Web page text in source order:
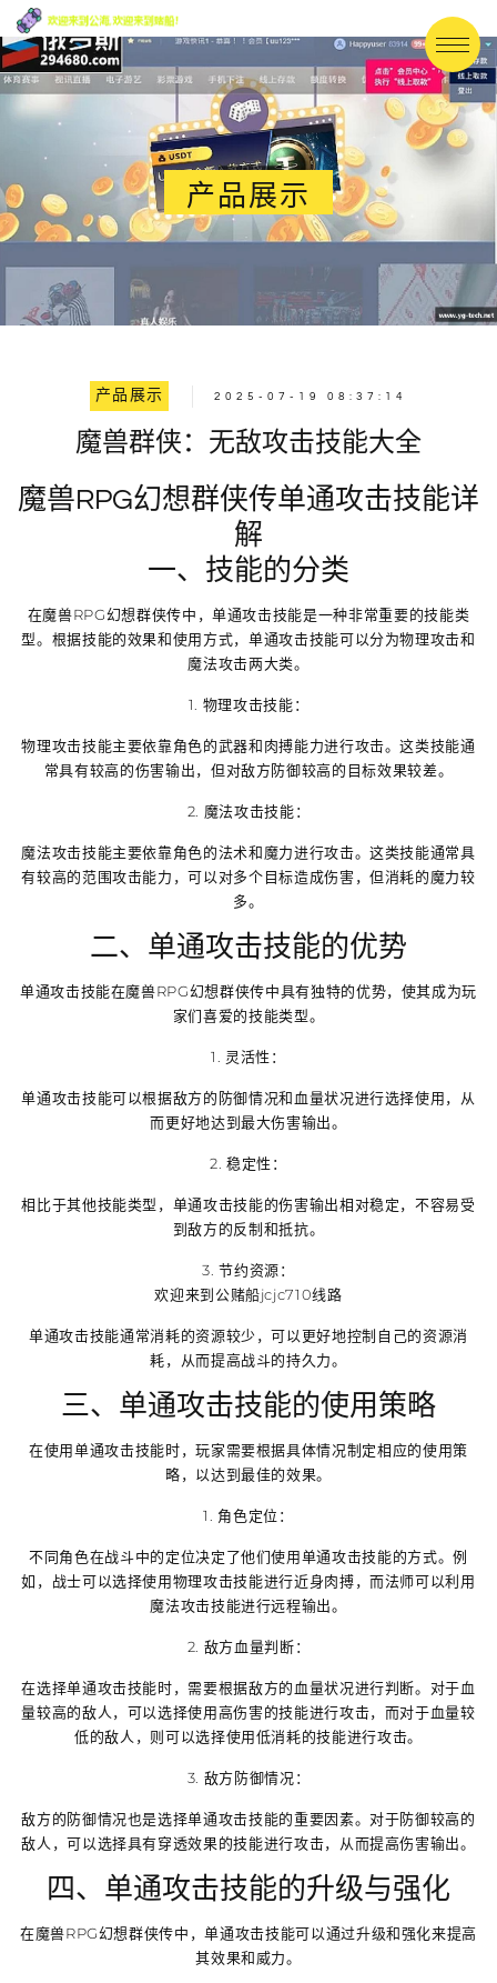
产品展示
产品展示 2025-07-19 08:37:14
魔兽群侠：无敌攻击技能大全
魔兽RPG幻想群侠传单通攻击技能详
解
一、技能的分类
在魔兽RPG幻想群侠传中，单通攻击技能是一种非常重要的技能类
型。根据技能的效果和使用方式，单通攻击技能可以分为物理攻击和
魔法攻击两大类。
1. 物理攻击技能：
物理攻击技能主要依靠角色的武器和肉搏能力进行攻击。这类技能通
常具有较高的伤害输出，但对敌方防御较高的目标效果较差。
2. 魔法攻击技能：
魔法攻击技能主要依靠角色的法术和魔力进行攻击。这类技能通常具
有较高的范围攻击能力，可以对多个目标造成伤害，但消耗的魔力较
多。
二、单通攻击技能的优势
单通攻击技能在魔兽RPG幻想群侠传中具有独特的优势，使其成为玩
家们喜爱的技能类型。
1. 灵活性：
单通攻击技能可以根据敌方的防御情况和血量状况进行选择使用，从
而更好地达到最大伤害输出。
2. 稳定性：
相比于其他技能类型，单通攻击技能的伤害输出相对稳定，不容易受
到敌方的反制和抵抗。
3. 节约资源：
欢迎来到公赌船jcjc710线路
单通攻击技能通常消耗的资源较少，可以更好地控制自己的资源消
耗，从而提高战斗的持久力。
三、单通攻击技能的使用策略
在使用单通攻击技能时，玩家需要根据具体情况制定相应的使用策
略，以达到最佳的效果。
1. 角色定位：
不同角色在战斗中的定位决定了他们使用单通攻击技能的方式。例
如，战士可以选择使用物理攻击技能进行近身肉搏，而法师可以利用
魔法攻击技能进行远程输出。
2. 敌方血量判断：
在选择单通攻击技能时，需要根据敌方的血量状况进行判断。对于血
量较高的敌人，可以选择使用高伤害的技能进行攻击，而对于血量较
低的敌人，则可以选择使用低消耗的技能进行攻击。
3. 敌方防御情况：
敌方的防御情况也是选择单通攻击技能的重要因素。对于防御较高的
敌人，可以选择具有穿透效果的技能进行攻击，从而提高伤害输出。
四、单通攻击技能的升级与强化
在魔兽RPG幻想群侠传中，单通攻击技能可以通过升级和强化来提高
其效果和威力。